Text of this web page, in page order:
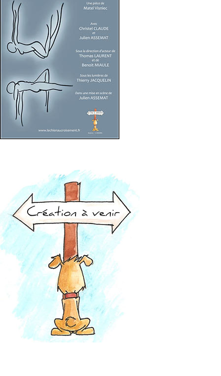
Télécharger
Le dossier complet
L'affiche HD
Les photos HD
Caligula
Télécharger
Le dossier complet
Le dossier pédaogique